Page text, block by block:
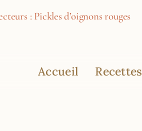
: Pickles d’oignons rouges
Accueil Recettes